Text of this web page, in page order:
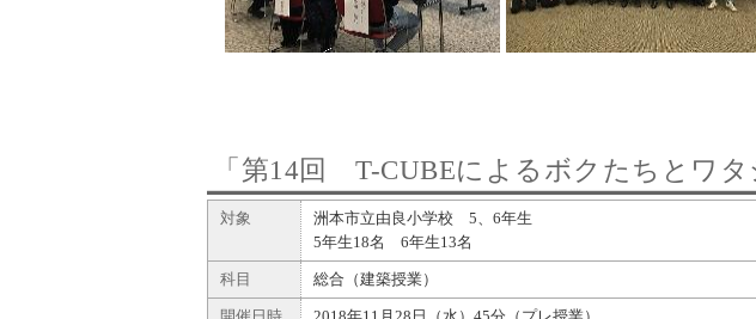
「第14回 T-CUBEによるボクたちとワタ
対象
洲本市立由良小学校 5、6年生
5年生18名 6年生13名
科目 総合（建築授業）